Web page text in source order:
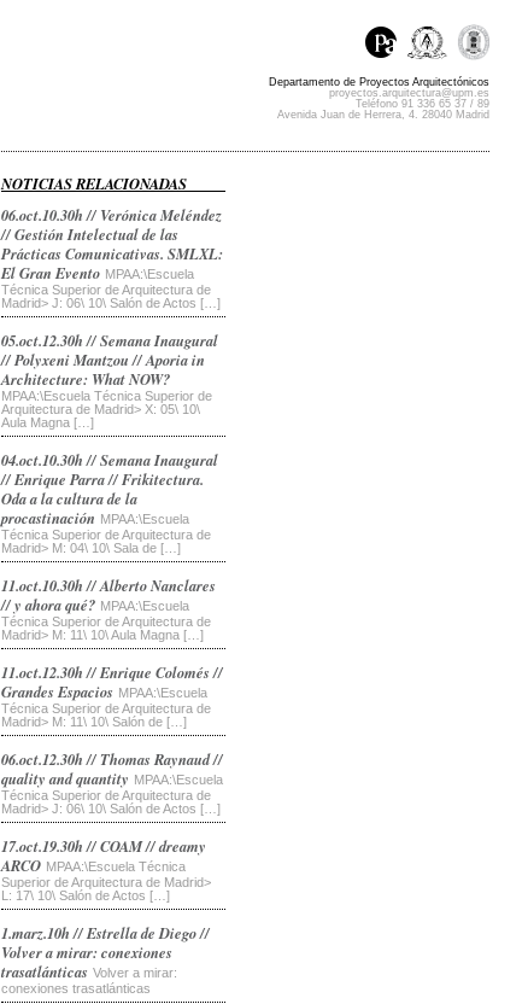
Departamento de Proyectos Arquitectónicos
proyectos.arquitectura@upm.es
Teléfono 91 336 65 37 / 89
Avenida Juan de Herrera, 4. 28040 Madrid
NOTICIAS RELACIONADAS
06.oct.10.30h // Verónica Meléndez
// Gestión Intelectual de las
Prácticas Comunicativas. SMLXL:
El Gran Evento MPAA:\Escuela
Técnica Superior de Arquitectura de
Madrid> J: 06\ 10\ Salón de Actos […]
05.oct.12.30h // Semana Inaugural
// Polyxeni Mantzou // Aporia in
Architecture: What NOW?
MPAA:\Escuela Técnica Superior de
Arquitectura de Madrid> X: 05\ 10\
Aula Magna […]
04.oct.10.30h // Semana Inaugural
// Enrique Parra // Frikitectura.
Oda a la cultura de la
procastinación MPAA:\Escuela
Técnica Superior de Arquitectura de
Madrid> M: 04\ 10\ Sala de […]
11.oct.10.30h // Alberto Nanclares
// y ahora qué? MPAA:\Escuela
Técnica Superior de Arquitectura de
Madrid> M: 11\ 10\ Aula Magna […]
11.oct.12.30h // Enrique Colomés //
Grandes Espacios MPAA:\Escuela
Técnica Superior de Arquitectura de
Madrid> M: 11\ 10\ Salón de […]
06.oct.12.30h // Thomas Raynaud //
quality and quantity MPAA:\Escuela
Técnica Superior de Arquitectura de
Madrid> J: 06\ 10\ Salón de Actos […]
17.oct.19.30h // COAM // dreamy
ARCO MPAA:\Escuela Técnica
Superior de Arquitectura de Madrid>
L: 17\ 10\ Salón de Actos […]
1.marz.10h // Estrella de Diego //
Volver a mirar: conexiones
trasatlánticas Volver a mirar:
conexiones trasatlánticas